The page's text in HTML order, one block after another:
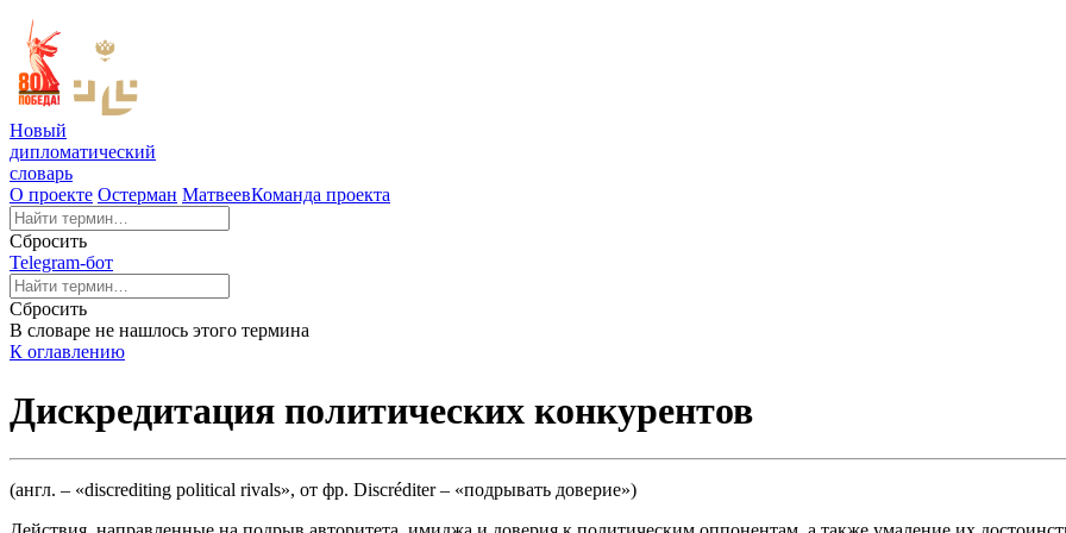
Новый
дипломатический
словарь
О проекте Остерман МатвеевКоманда проекта
Сбросить
Telegram-бот
Сбросить
В словаре не нашлось этого термина
К оглавлению
Дискредитация политических конкурентов
(англ. – «discrediting political rivals», от фр. Discréditer – «подрывать доверие»)